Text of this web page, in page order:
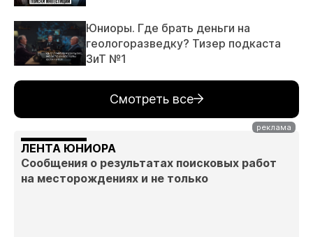
Юниоры. Где брать деньги на
геологоразведку? Тизер подкаста
ЗиТ №1
Смотреть все
ЛЕНТА ЮНИОРА
Сообщения о результатах поисковых работ
на месторождениях и не только